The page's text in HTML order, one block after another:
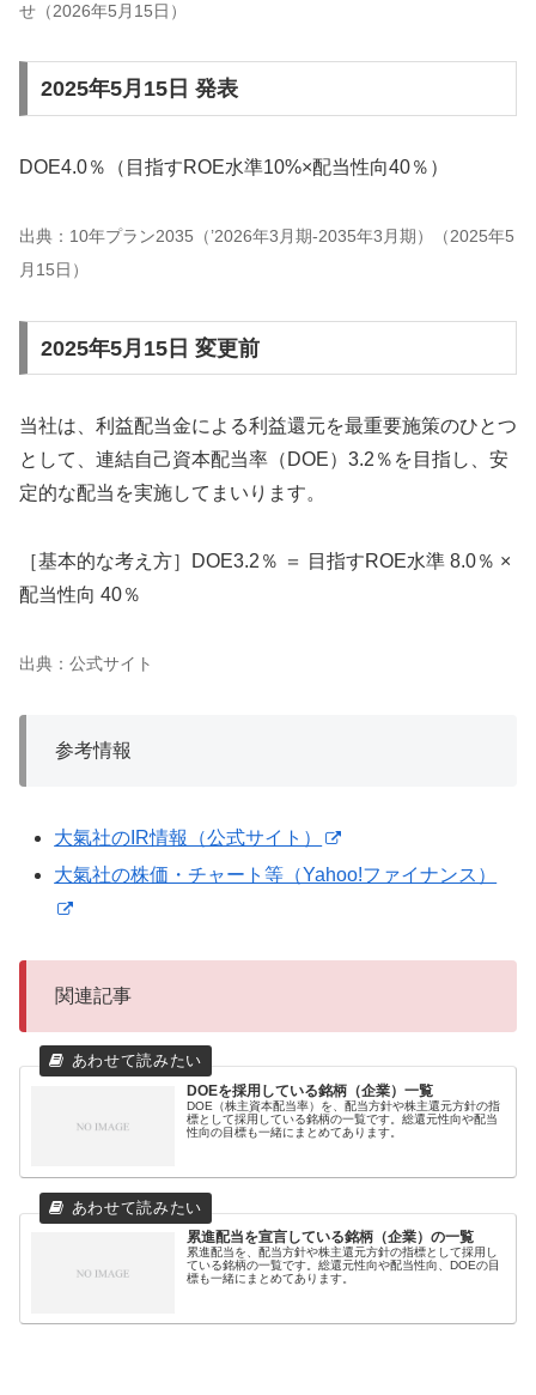
せ（2026年5月15日）
2025年5月15日 発表
DOE4.0％（目指すROE水準10%×配当性向40％）
出典：10年プラン2035（’2026年3月期-2035年3月期）（2025年5
月15日）
2025年5月15日 変更前
当社は、利益配当金による利益還元を最重要施策のひとつ
として、連結自己資本配当率（DOE）3.2％を目指し、安
定的な配当を実施してまいります。
［基本的な考え方］DOE3.2％ ＝ 目指すROE水準 8.0％ ×
配当性向 40％
出典：公式サイト
参考情報
大氣社のIR情報（公式サイト）
大氣社の株価・チャート等（Yahoo!ファイナンス）
関連記事
DOEを採用している銘柄（企業）一覧
DOE（株主資本配当率）を、配当方針や株主還元方針の指
標として採用している銘柄の一覧です。総還元性向や配当
性向の目標も一緒にまとめてあります。
累進配当を宣言している銘柄（企業）の一覧
累進配当を、配当方針や株主還元方針の指標として採用し
ている銘柄の一覧です。総還元性向や配当性向、DOEの目
標も一緒にまとめてあります。